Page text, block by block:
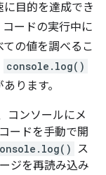
目的を達成でき
ードの実行中に
の値を調べるこ
console.log()
ります。
コンソールにメ
ードを手動で開
ス
ジを再読み込み